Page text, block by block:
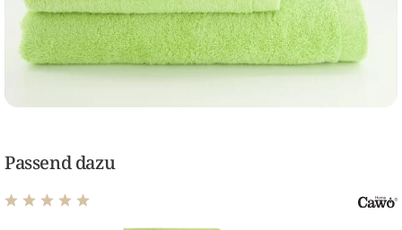
Passend dazu